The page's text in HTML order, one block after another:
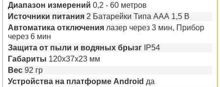
Диапазон измерений 0,2 - 60 метров
Источники питания 2 Батарейки Типа ААА 1,5 В
Автоматика отключения лазер через 3 мин, Прибор
через 6 мин
Защита от пыли и водяных брызг IP54
Габариты 120x37x23 мм
Вес 92 гр
Устройства на платформе Android да